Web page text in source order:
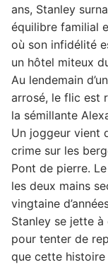
ans, Stanley
équilibre familial
où son infidélité
un hôtel miteux
Au lendemain
arrosé, le flic est
la sémillante
Un joggeur vient
crime sur les
Pont de pierre.
les deux mains
vingtaine
Stanley se jette
pour tenter de
que cette